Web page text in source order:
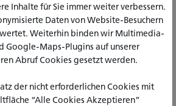
Inhalte für Sie immer weiter verbessern.
Daten von Website-Besuchern
Weiterhin binden wir Multimedia-
Google-Maps-Plugins auf unserer
Abruf Cookies gesetzt werden.
der nicht erforderlichen Cookies mit
“Alle Cookies Akzeptieren”